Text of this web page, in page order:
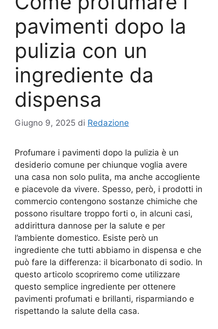
pavimenti dopo la
pulizia con un
ingrediente da
dispensa
Giugno 9, 2025 di Redazione
Profumare i pavimenti dopo la pulizia è un
desiderio comune per chiunque voglia avere
una casa non solo pulita, ma anche accogliente
e piacevole da vivere. Spesso, però, i prodotti in
commercio contengono sostanze chimiche che
possono risultare troppo forti o, in alcuni casi,
addirittura dannose per la salute e per
l’ambiente domestico. Esiste però un
ingrediente che tutti abbiamo in dispensa e che
può fare la differenza: il bicarbonato di sodio. In
questo articolo scopriremo come utilizzare
questo semplice ingrediente per ottenere
pavimenti profumati e brillanti, risparmiando e
rispettando la salute della casa.